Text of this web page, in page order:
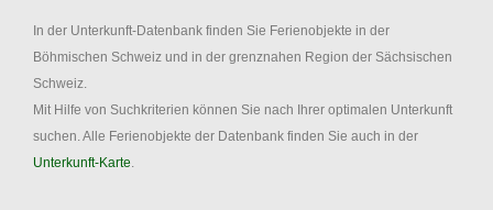
In der Unterkunft-Datenbank finden Sie Ferienobjekte in der
Böhmischen Schweiz und in der grenznahen Region der Sächsischen
Schweiz.
Mit Hilfe von Suchkriterien können Sie nach Ihrer optimalen Unterkunft
suchen. Alle Ferienobjekte der Datenbank finden Sie auch in der
Unterkunft-Karte.